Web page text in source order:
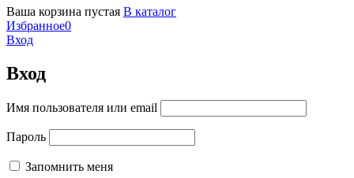
Ваша корзина пустая В каталог
Избранное0
Вход
Вход
Имя пользователя или email
Пароль
Запомнить меня